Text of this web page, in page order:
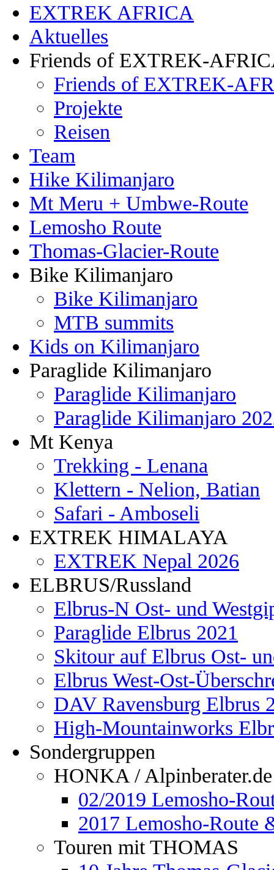
EXTREK AFRICA
Aktuelles
Friends of EXTREK-
Friends of EXTREK-
Projekte
Reisen
Team
Hike Kilimanjaro
Mt Meru + Umbwe-Route
Lemosho Route
Thomas-Glacier-Route
Bike Kilimanjaro
Bike Kilimanjaro
MTB summits
Kids on Kilimanjaro
Paraglide Kilimanjaro
Paraglide Kilimanjaro
Paraglide Kilimanjaro
Mt Kenya
Trekking - Lenana
Klettern - Nelion, Batian
Safari - Amboseli
EXTREK HIMALAYA
EXTREK Nepal 2026
ELBRUS/Russland
Elbrus-N Ost- und
Paraglide Elbrus 2021
Skitour auf Elbrus Ost-
Elbrus West-Ost-
DAV Ravensburg Elbrus
High-Mountainworks
Sondergruppen
HONKA / Alpinberater.de
02/2019 Lemosho-
2017 Lemosho-Route
Touren mit THOMAS